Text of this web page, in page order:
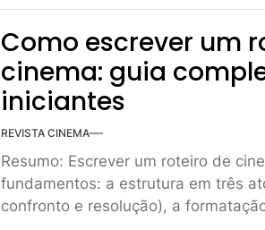
Como escrever um
cinema: guia
iniciantes
REVISTA CINEMA
Resumo: Escrever um roteiro de
fundamentos: a estrutura em três
confronto e resolução), a